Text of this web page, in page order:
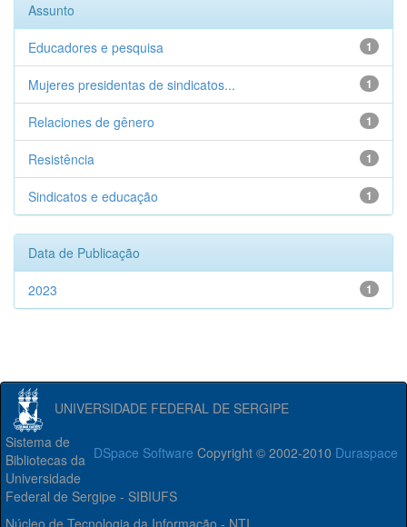
Assunto
1
Educadores e pesquisa
1
Mujeres presidentas de sindicatos...
1
Relaciones de gênero
1
Resistência
1
Sindicatos e educação
Data de Publicação
1
2023
UNIVERSIDADE FEDERAL DE SERGIPE
DSpace Software Copyright © 2002-2010 Duraspace
Sistema de
Bibliotecas da
Universidade
Federal de Sergipe - SIBIUFS
Núcleo de Tecnologia da Informação - NTI